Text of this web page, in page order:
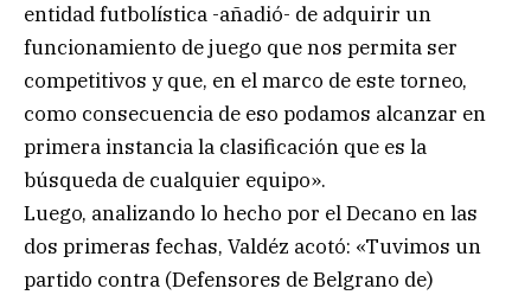
entidad futbolística -añadió- de adquirir un
funcionamiento de juego que nos permita ser
competitivos y que, en el marco de este torneo,
como consecuencia de eso podamos alcanzar en
primera instancia la clasificación que es la
búsqueda de cualquier equipo».
Luego, analizando lo hecho por el Decano en las
dos primeras fechas, Valdéz acotó: «Tuvimos un
partido contra (Defensores de Belgrano de)